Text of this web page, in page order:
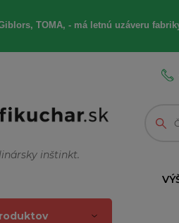
TOMA, - má letnú uzáveru
inštinkt.